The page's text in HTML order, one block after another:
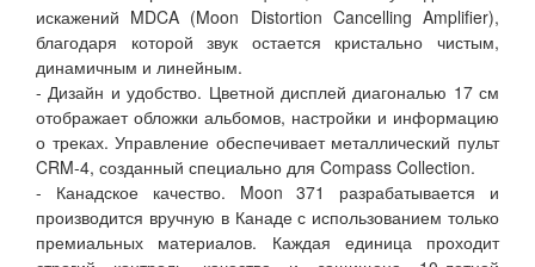
искажений MDCA (Moon Distortion Cancelling Amplifier),
благодаря которой звук остается кристально чистым,
динамичным и линейным.
- Дизайн и удобство. Цветной дисплей диагональю 17 см
отображает обложки альбомов, настройки и информацию
о треках. Управление обеспечивает металлический пульт
CRM-4, созданный специально для Compass Collection.
- Канадское качество. Moon 371 разрабатывается и
производится вручную в Канаде с использованием только
премиальных материалов. Каждая единица проходит